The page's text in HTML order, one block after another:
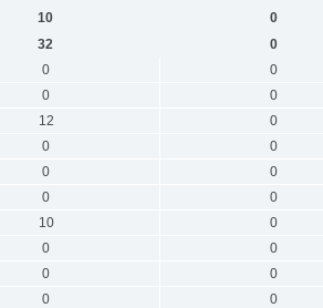
10 0
32 0
0 0
0 0
12 0
0 0
0 0
0 0
10 0
0 0
0 0
0 0